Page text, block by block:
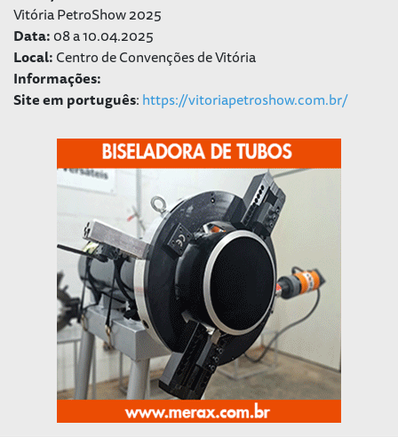
Vitória PetroShow 2025
Data:08 a 10.04.2025
Local:Centro de Convenções de Vitória
Informações:
Site em português:https://vitoriapetroshow.com.br/